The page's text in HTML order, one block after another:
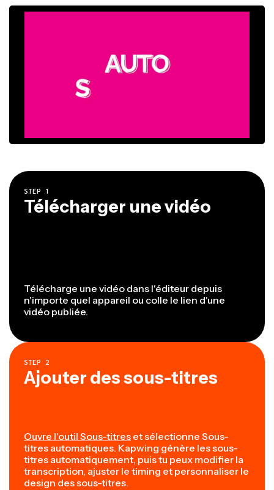
STEP 1
Télécharger une vidéo
Télécharge une vidéo dans l'éditeur depuis
n'importe quel appareil ou colle le lien d'une
vidéo publiée.
STEP 2
Ajouter des sous-titres
Ouvre l'outil Sous-titres et sélectionne Sous-
titres automatiques. Kapwing génère les sous-
titres automatiquement, puis tu peux modifier la
transcription, ajuster le timing et personnaliser le
design des sous-titres.